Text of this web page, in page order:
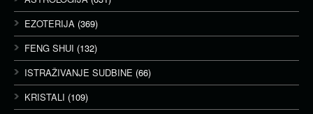
EZOTERIJA (369)
FENG SHUI (132)
ISTRAŽIVANJE SUDBINE (66)
KRISTALI (109)